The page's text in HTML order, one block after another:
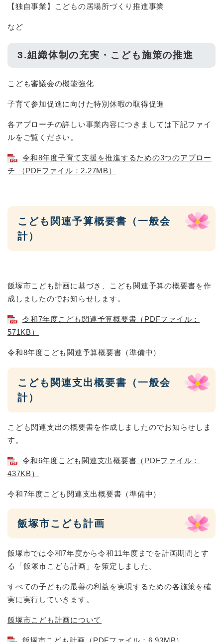
【独自事業】こどもの居場所づくり推進事業
など
3.組織体制の充実・こども施策の推進
こども審議会の機能強化
子育て参加促進に向けた特別休暇の取得促進
各アプローチの詳しい事業内容につきましては下記ファイ
ルをご覧ください。
令和8年度子育て支援を推進するための3つのアプロー
チ （PDFファイル：2.27MB）
こども関連予算概要書（一般会
計）
飯塚市こども計画に基づき、こども関連予算の概要書を作
成しましたのでお知らせします。
令和7年度こども関連予算概要書（PDFファイル：
571KB）
令和8年度こども関連予算概要書（準備中）
こども関連支出概要書（一般会
計）
こども関連支出の概要書を作成しましたのでお知らせしま
す。
令和6年度こども関連支出概要書（PDFファイル：
437KB）
令和7年度こども関連支出概要書（準備中）
飯塚市こども計画
飯塚市では令和7年度から令和11年度までを計画期間とす
る「飯塚市こども計画」を策定しました。
すべての子どもの最善の利益を実現するための各施策を確
実に実行していきます。
飯塚市こども計画について
飯塚市こども計画（PDFファイル：6.93MB）